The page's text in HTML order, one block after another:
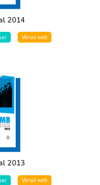
2014
Versió web
2013
Versió web